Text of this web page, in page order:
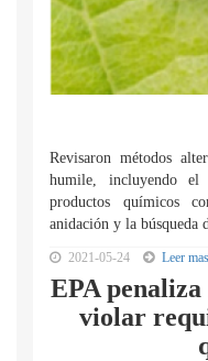
Revisaron métodos
humile, incluyendo el
productos químicos
anidación y la búsqueda
2021-05-24 Leer
EPA
violar